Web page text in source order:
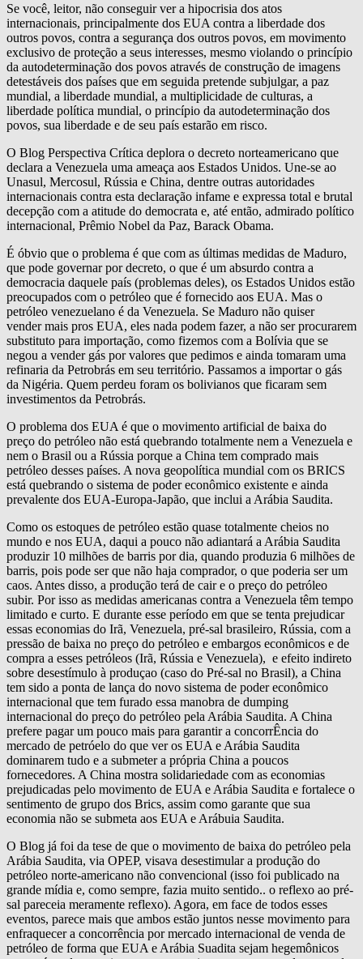
Se você, leitor, não conseguir ver a hipocrisia dos atos
internacionais, principalmente dos EUA contra a liberdade dos
outros povos, contra a segurança dos outros povos, em movimento
exclusivo de proteção a seus interesses, mesmo violando o princípio
da autodeterminação dos povos através de construção de imagens
detestáveis dos países que em seguida pretende subjulgar, a paz
mundial, a liberdade mundial, a multiplicidade de culturas, a
liberdade política mundial, o princípio da autodeterminação dos
povos, sua liberdade e de seu país estarão em risco.
O Blog Perspectiva Crítica deplora o decreto norteamericano que
declara a Venezuela uma ameaça aos Estados Unidos. Une-se ao
Unasul, Mercosul, Rússia e China, dentre outras autoridades
internacionais contra esta declaração infame e expressa total e brutal
decepção com a atitude do democrata e, até então, admirado político
internacional, Prêmio Nobel da Paz, Barack Obama.
É óbvio que o problema é que com as últimas medidas de Maduro,
que pode governar por decreto, o que é um absurdo contra a
democracia daquele país (problemas deles), os Estados Unidos estão
preocupados com o petróleo que é fornecido aos EUA. Mas o
petróleo venezuelano é da Venezuela. Se Maduro não quiser
vender mais pros EUA, eles nada podem fazer, a não ser procurarem
substituto para importação, como fizemos com a Bolívia que se
negou a vender gás por valores que pedimos e ainda tomaram uma
refinaria da Petrobrás em seu território. Passamos a importar o gás
da Nigéria. Quem perdeu foram os bolivianos que ficaram sem
investimentos da Petrobrás.
O problema dos EUA é que o movimento artificial de baixa do
preço do petróleo não está quebrando totalmente nem a Venezuela e
nem o Brasil ou a Rússia porque a China tem comprado mais
petróleo desses países. A nova geopolítica mundial com os BRICS
está quebrando o sistema de poder econômico existente e ainda
prevalente dos EUA-Europa-Japão, que inclui a Arábia Saudita.
Como os estoques de petróleo estão quase totalmente cheios no
mundo e nos EUA, daqui a pouco não adiantará a Arábia Saudita
produzir 10 milhões de barris por dia, quando produzia 6 milhões de
barris, pois pode ser que não haja comprador, o que poderia ser um
caos. Antes disso, a produção terá de cair e o preço do petróleo
subir. Por isso as medidas americanas contra a Venezuela têm tempo
limitado e curto. E durante esse período em que se tenta prejudicar
essas economias do Irã, Venezuela, pré-sal brasileiro, Rússia, com a
pressão de baixa no preço do petróleo e embargos econômicos e de
compra a esses petróleos (Irã, Rússia e Venezuela), e efeito indireto
sobre desestímulo à produçao (caso do Pré-sal no Brasil), a China
tem sido a ponta de lança do novo sistema de poder econômico
internacional que tem furado essa manobra de dumping
internacional do preço do petróleo pela Arábia Saudita. A China
prefere pagar um pouco mais para garantir a concorrÊncia do
mercado de petróelo do que ver os EUA e Arábia Saudita
dominarem tudo e a submeter a própria China a poucos
fornecedores. A China mostra solidariedade com as economias
prejudicadas pelo movimento de EUA e Arábia Saudita e fortalece o
sentimento de grupo dos Brics, assim como garante que sua
economia não se submeta aos EUA e Arábuia Saudita.
O Blog já foi da tese de que o movimento de baixa do petróleo pela
Arábia Saudita, via OPEP, visava desestimular a produção do
petróleo norte-americano não convencional (isso foi publicado na
grande mídia e, como sempre, fazia muito sentido.. o reflexo ao pré-
sal pareceia meramente reflexo). Agora, em face de todos esses
eventos, parece mais que ambos estão juntos nesse movimento para
enfraquecer a concorrência por mercado internacional de venda de
petróleo de forma que EUA e Arábia Suadita sejam hegemônicos